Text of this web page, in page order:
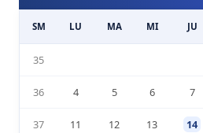
SM LU MA MI JU
35
36 4 5 6 7
37 11 12 13 14